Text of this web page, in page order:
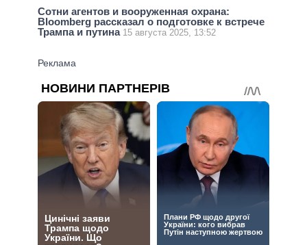
Сотни агентов и вооруженная охрана:
Bloomberg рассказал о подготовке к встрече
Трампа и путина 15 августа 2025, 13:52